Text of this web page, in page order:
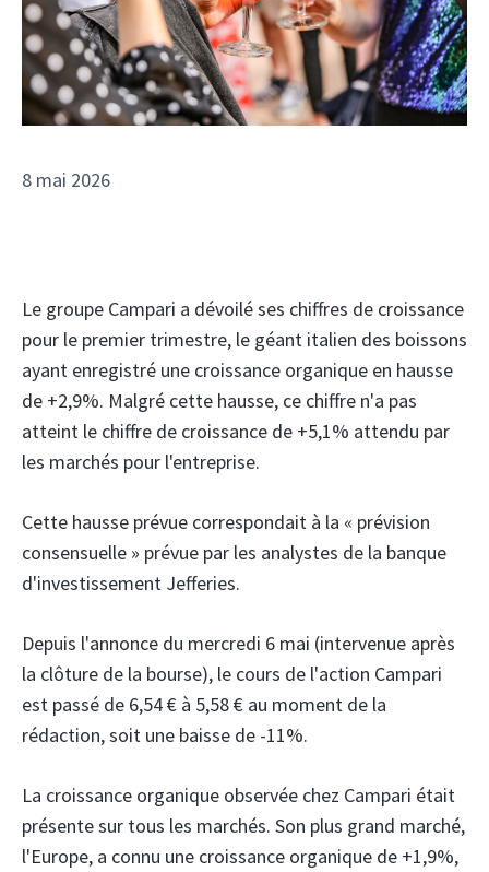
8 mai 2026
Le groupe Campari a dévoilé ses chiffres de croissance
pour le premier trimestre, le géant italien des boissons
ayant enregistré une croissance organique en hausse
de +2,9%. Malgré cette hausse, ce chiffre n'a pas
atteint le chiffre de croissance de +5,1% attendu par
les marchés pour l'entreprise.
Cette hausse prévue correspondait à la « prévision
consensuelle » prévue par les analystes de la banque
d'investissement Jefferies.
Depuis l'annonce du mercredi 6 mai (intervenue après
la clôture de la bourse), le cours de l'action Campari
est passé de 6,54 € à 5,58 € au moment de la
rédaction, soit une baisse de -11%.
La croissance organique observée chez Campari était
présente sur tous les marchés. Son plus grand marché,
l'Europe, a connu une croissance organique de +1,9%,